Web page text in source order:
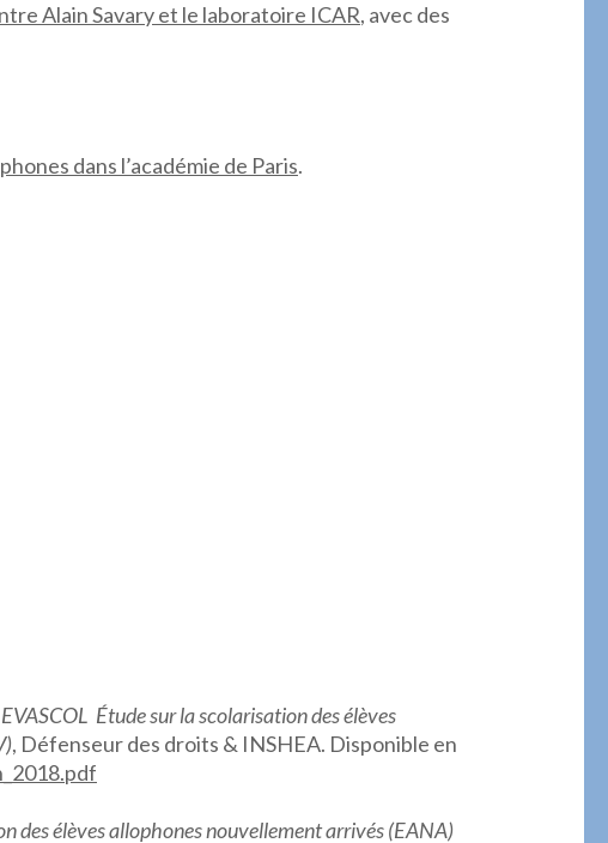
Alain Savary et le laboratoire ICAR, avec des
dans l’académie de Paris.
Étude sur la scolarisation des élèves
, Défenseur des droits & INSHEA. Disponible en
des élèves allophones nouvellement arrivés (EANA)